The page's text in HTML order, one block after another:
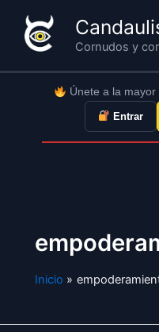
contenido
Cornudos y
Únete a la
Entrar
Inicio